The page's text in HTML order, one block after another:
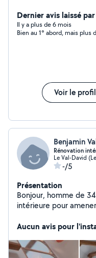
dans votre jardin. Je reste a votre disposition pour tous
renseignements et
plaque à placon)
Dernier avis laissé
Il y a plus de 6 mois
Bien au 1° abord, mais
Voir le profil
Benjamin
Rénovation
Le Val-David
-/5
Présentation
Bonjour, homme de
intérieure pour
entre voisins.
Aucun avis pour